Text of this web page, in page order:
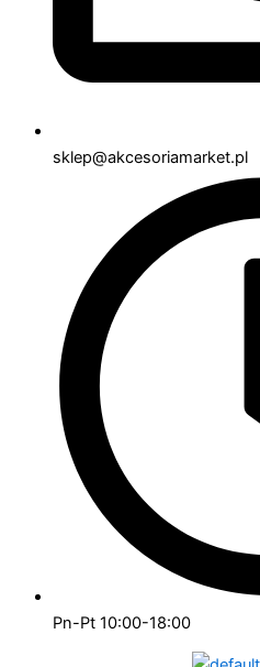
sklep@akcesoriamarket.pl
Pn-Pt 10:00-18:00